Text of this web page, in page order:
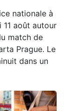
nationale à
août autour
match de
Prague. Le
dans un